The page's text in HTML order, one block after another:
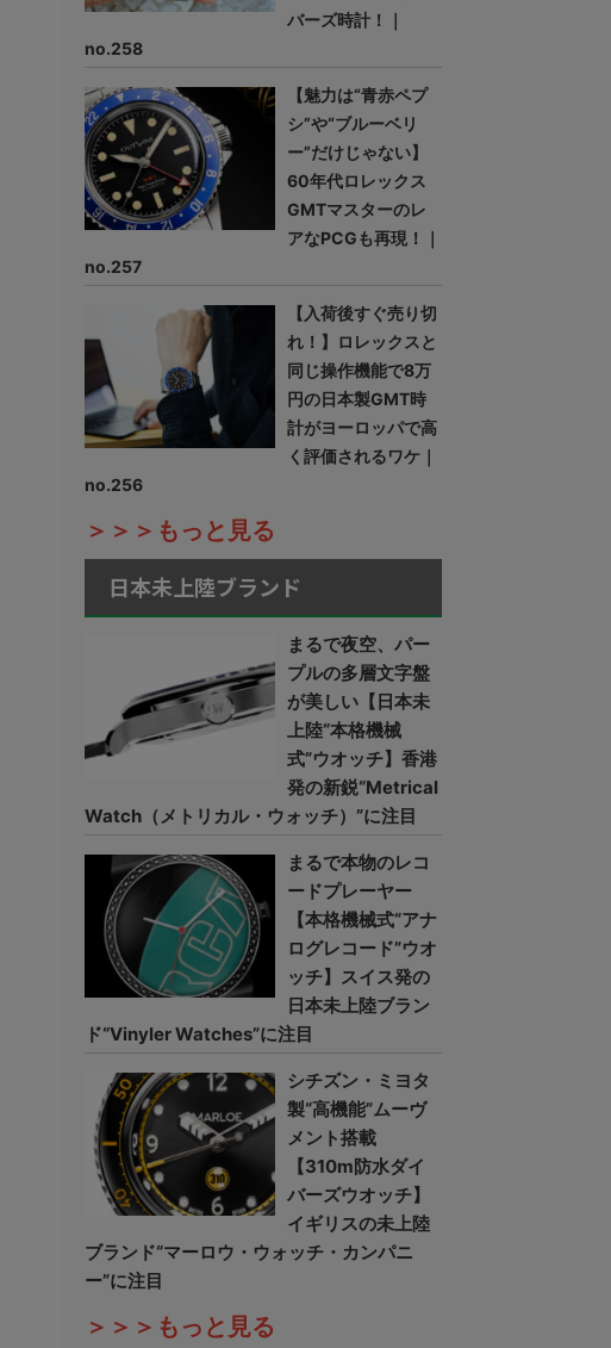
バーズ時計！｜
no.258
【魅力は“青赤ペプ
シ”や“ブルーベリ
ー”だけじゃない】
60年代ロレックス
GMTマスターのレ
アなPCGも再現！｜
no.257
【入荷後すぐ売り切
れ！】ロレックスと
同じ操作機能で8万
円の日本製GMT時
計がヨーロッパで高
く評価されるワケ｜
no.256
＞＞＞もっと見る
日本未上陸ブランド
まるで夜空、パー
プルの多層文字盤
が美しい【日本未
上陸“本格機械
式”ウオッチ】香港
発の新鋭“Metrical
Watch（メトリカル・ウォッチ）”に注目
まるで本物のレコ
ードプレーヤー
【本格機械式“アナ
ログレコード”ウオ
ッチ】スイス発の
日本未上陸ブラン
ド“Vinyler Watches”に注目
シチズン・ミヨタ
製“高機能”ムーヴ
メント搭載
【310m防水ダイ
バーズウオッチ】
イギリスの未上陸
ブランド“マーロウ・ウォッチ・カンパニ
ー”に注目
＞＞＞もっと見る